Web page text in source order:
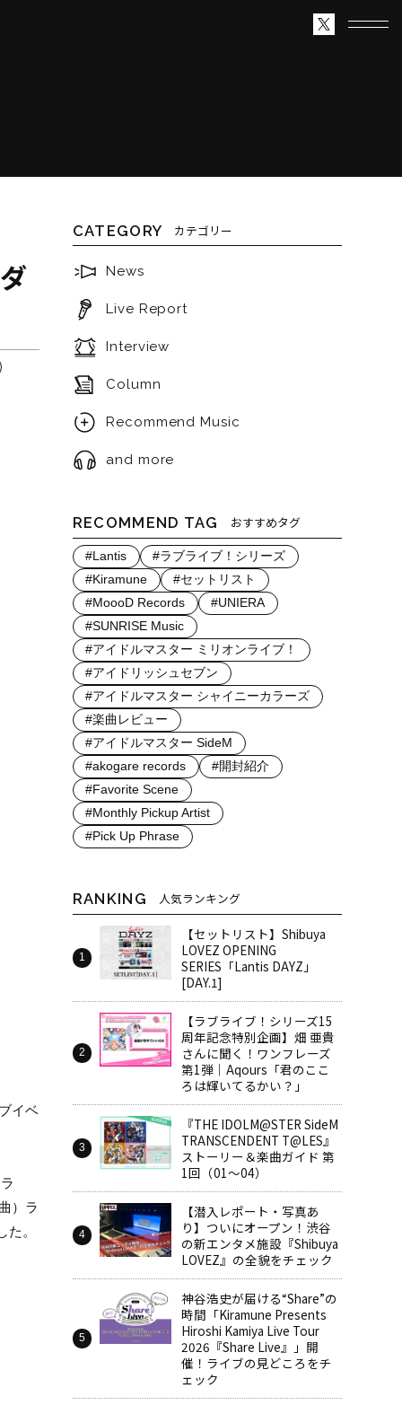
イベ
）ラ
。
CATEGORY カテゴリー
News
Live Report
Interview
Column
Recommend Music
and more
RECOMMEND TAG おすすめタグ
#Lantis
#ラブライブ！シリーズ
#Kiramune
#セットリスト
#MoooD Records
#UNIERA
#SUNRISE Music
#アイドルマスター ミリオンライブ！
#アイドリッシュセブン
#アイドルマスター シャイニーカラーズ
#楽曲レビュー
#アイドルマスター SideM
#akogare records
#開封紹介
#Favorite Scene
#Monthly Pickup Artist
#Pick Up Phrase
RANKING 人気ランキング
【セットリスト】Shibuya
LOVEZ OPENING
SERIES「Lantis DAYZ」
[DAY.1]
【ラブライブ！シリーズ15
周年記念特別企画】畑 亜貴
さんに聞く！ワンフレーズ
第1弾｜Aqours「君のここ
ろは輝いてるかい？」
『THE IDOLM@STER SideM
TRANSCENDENT T@LES』
ストーリー＆楽曲ガイド 第
1回（01～04）
【潜入レポート・写真あ
り】ついにオープン！渋谷
の新エンタメ施設『Shibuya
LOVEZ』の全貌をチェック
神谷浩史が届ける“Share”の
時間――「Kiramune Presents
Hiroshi Kamiya Live Tour
2026『Share Live』」開
催！ライブの見どころをチ
ェック